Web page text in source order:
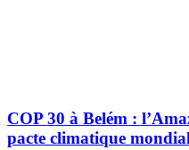
COP 30 à Belém :
pacte climatique mondial